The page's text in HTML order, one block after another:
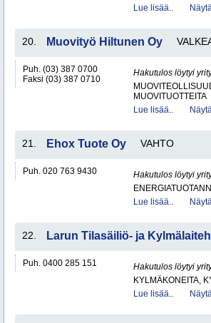
Lue lisää..
20. Muovityö Hiltunen Oy
Puh. (03) 387 0700
Faksi (03) 387 0710
Hakutulos löytyi
MUOVITUOTTEITA
Lue lisää..
21. Ehox Tuote Oy VAHTO
Puh. 020 763 9430
Hakutulos löytyi
Lue lisää..
22. Larun Tilasäiliö- ja
Puh. 0400 285 151
Hakutulos löytyi
KYLMÄKONEITA,
Lue lisää..